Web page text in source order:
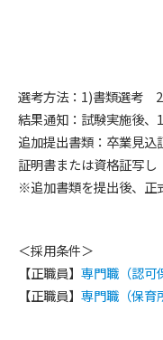
選考方法：1)書類選考
結果通知：試験実施後、
追加提出書類：卒業見
証明書または資格証写し
※追加書類を提出後、正
＜採用条件＞
【正職員】 専門職（認
【正職員】 専門職（保